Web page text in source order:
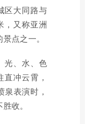
区大同路与
，又称亚洲
点之一。
光、水、色
冲云霄，
表演时，
收。